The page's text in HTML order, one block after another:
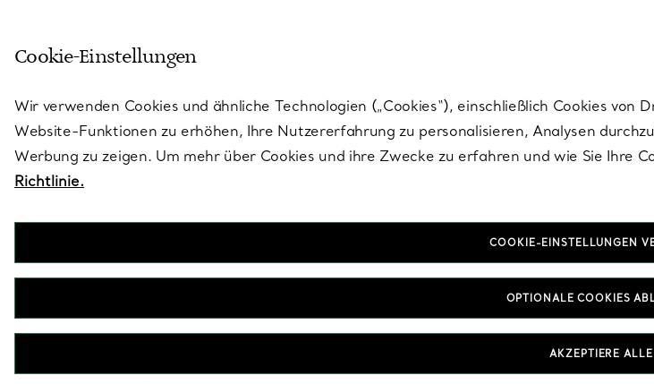
Cookie-Einstellungen
Wir verwenden Cookies und ähnliche Technologien („Cookies“), einschließlich Cookies
Website-Funktionen zu erhöhen, Ihre Nutzererfahrung zu personalisieren, Analysen
Werbung zu zeigen. Um mehr über Cookies und ihre Zwecke zu erfahren und wie Sie Ihre
Richtlinie.
COOKIE-EINSTELLUNGEN
OPTIONALE COOKIES
AKZEPTIERE ALLE